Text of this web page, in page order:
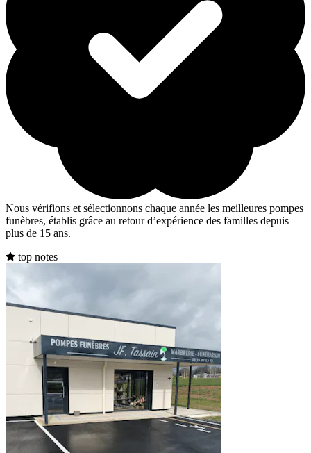
Nous vérifions et sélectionnons chaque année les meilleures pompes
funèbres, établis grâce au retour d’expérience des familles depuis
plus de 15 ans.
top notes